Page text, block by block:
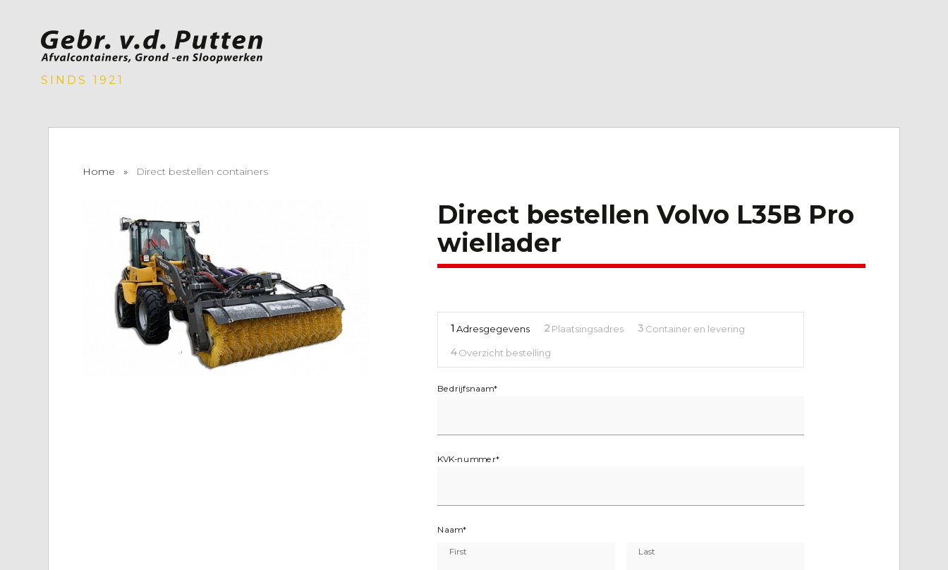
SINDS 1921
Home » Direct bestellen containers
Direct bestellen Volvo L35B Pro
wiellader
1 Adresgegevens 2 Plaatsingsadres 3 Container en levering
4 Overzicht bestelling
Bedrijfsnaam*
KVK-nummer*
Naam*
First Last